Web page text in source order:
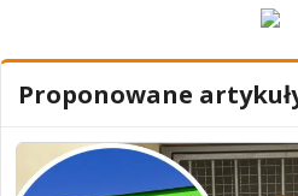
Proponowane